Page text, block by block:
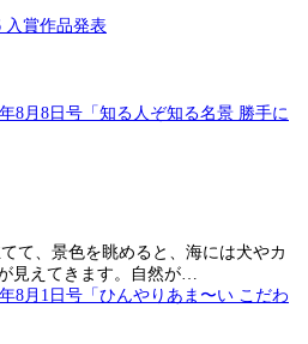
て、景色を眺めると、海には犬やカ
見えてきます。自然が…